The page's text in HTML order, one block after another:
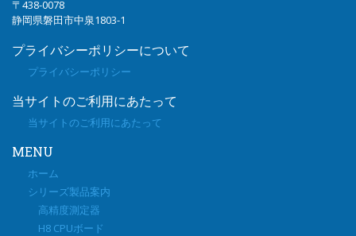
〒438-0078
静岡県磐田市中泉1803-1
プライバシーポリシーについて
プライバシーポリシー
当サイトのご利用にあたって
当サイトのご利用にあたって
MENU
ホーム
シリーズ製品案内
高精度測定器
H8 CPUボード